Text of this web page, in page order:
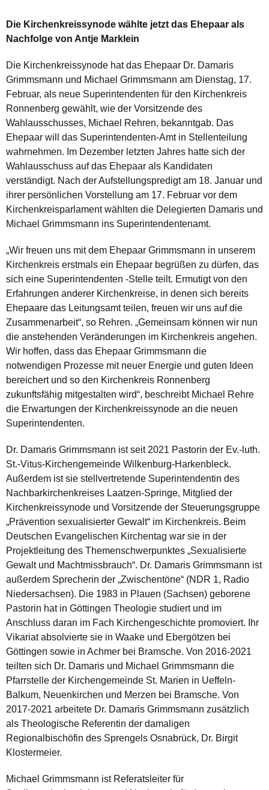
Die Kirchenkreissynode wählte jetzt das Ehepaar als
Nachfolge von Antje Marklein
Die Kirchenkreissynode hatdas Ehepaar Dr. Damaris
Grimmsmann und Michael Grimmsmann am Dienstag, 17.
Februar, als neue Superintendenten für den Kirchenkreis
Ronnenberg gewählt, wie der Vorsitzende des
Wahlausschusses, Michael Rehren, bekanntgab. Das
Ehepaar will das Superintendenten-Amt in Stellenteilung
wahrnehmen. Im Dezember letzten Jahres hatte sich der
Wahlausschuss auf das Ehepaar als Kandidaten
verständigt. Nach der Aufstellungspredigt am 18. Januar und
ihrer persönlichen Vorstellung am 17. Februar vor dem
Kirchenkreisparlament wählten die Delegierten Damaris und
Michael Grimmsmann ins Superintendentenamt.
„Wir freuen uns mit dem Ehepaar Grimmsmann in unserem
Kirchenkreis erstmals ein Ehepaar begrüßen zu dürfen, das
sich eine Superintendenten -Stelle teilt. Ermutigt von den
Erfahrungen anderer Kirchenkreise, in denen sich bereits
Ehepaare das Leitungsamt teilen, freuen wir uns auf die
Zusammenarbeit“, so Rehren. „Gemeinsam können wir nun
die anstehenden Veränderungen im Kirchenkreis angehen.
Wir hoffen, dass das Ehepaar Grimmsmann die
notwendigen Prozesse mit neuer Energie und guten Ideen
bereichert und so den Kirchenkreis Ronnenberg
zukunftsfähig mitgestalten wird“, beschreibt Michael Rehre
die Erwartungen der Kirchenkreissynode an die neuen
Superintendenten.
Dr. Damaris Grimmsmann ist seit 2021 Pastorin der Ev.-luth.
St.-Vitus-Kirchengemeinde Wilkenburg-Harkenbleck.
Außerdem ist sie stellvertretende Superintendentin des
Nachbarkirchenkreises Laatzen-Springe, Mitglied der
Kirchenkreissynode und Vorsitzende der Steuerungsgruppe
„Prävention sexualisierter Gewalt“ im Kirchenkreis. Beim
Deutschen Evangelischen Kirchentag war sie in der
Projektleitung des Themenschwerpunktes „Sexualisierte
Gewalt und Machtmissbrauch“. Dr. Damaris Grimmsmann ist
außerdem Sprecherin der „Zwischentöne“ (NDR 1, Radio
Niedersachsen). Die 1983 in Plauen (Sachsen) geborene
Pastorin hat in Göttingen Theologie studiert und im
Anschluss daran im Fach Kirchengeschichte promoviert. Ihr
Vikariat absolvierte sie in Waake und Ebergötzen bei
Göttingen sowie in Achmer bei Bramsche. Von 2016-2021
teilten sich Dr. Damaris und Michael Grimmsmann die
Pfarrstelle der Kirchengemeinde St. Marien in Ueffeln-
Balkum, Neuenkirchen und Merzen bei Bramsche. Von
2017-2021 arbeitete Dr. Damaris Grimmsmann zusätzlich
als Theologische Referentin der damaligen
Regionalbischöfin des Sprengels Osnabrück, Dr. Birgit
Klostermeier.
Michael Grimmsmann ist Referatsleiter für